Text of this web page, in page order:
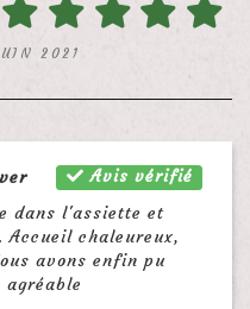
2021
Avis vérifié
dans l'assiette et
Accueil chaleureux,
avons enfin pu